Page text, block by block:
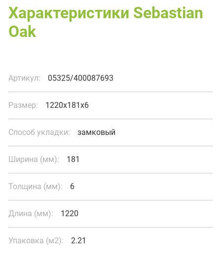
Характеристики Sebastian
Oak
Артикул: 05325/400087693
Размер: 1220x181x6
Способ укладки: замковый
Ширина (мм): 181
Толщина (мм): 6
Длина (мм): 1220
Упаковка (м2): 2.21